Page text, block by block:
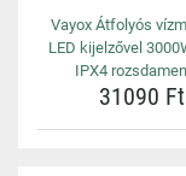
Vayox Átfolyós
LED kijelzővel
IPX4
31090 Ft